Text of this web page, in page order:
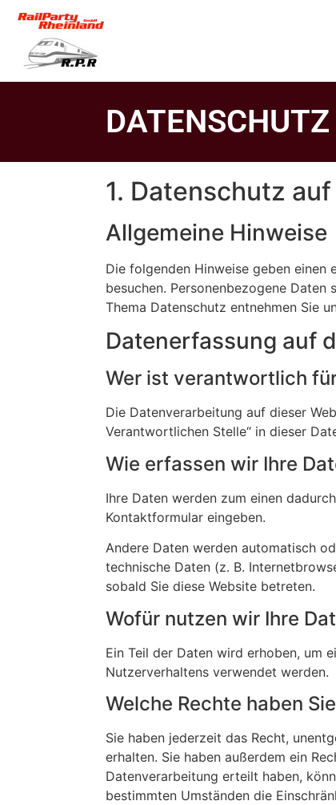
DATENSCHUTZ
1. Datenschutz
Allgemeine Hinweise
Die folgenden Hinweise geben einen
besuchen. Personenbezogene
Thema Datenschutz entnehmen Sie
Datenerfassung auf
Wer ist verantwortlich
Die Datenverarbeitung auf dieser
Verantwortlichen Stelle“ in dieser
Wie erfassen wir Ihre
Ihre Daten werden zum einen
Kontaktformular eingeben.
Andere Daten werden automatisch
technische Daten (z. B.
sobald Sie diese Website betreten.
Wofür nutzen wir Ihre
Ein Teil der Daten wird erhoben, um
Nutzerverhaltens verwendet werden.
Welche Rechte haben
Sie haben jederzeit das Recht,
erhalten. Sie haben außerdem ein
Datenverarbeitung erteilt haben,
bestimmten Umständen die